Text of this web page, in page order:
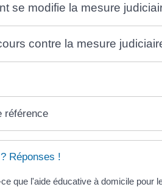
se modifie la mesure
contre la mesure
référence
Réponses !
que l'aide éducative à domicile pour